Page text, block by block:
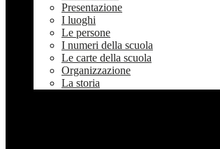
Presentazione
I luoghi
Le persone
I numeri della scuola
Le carte della scuola
Organizzazione
La storia